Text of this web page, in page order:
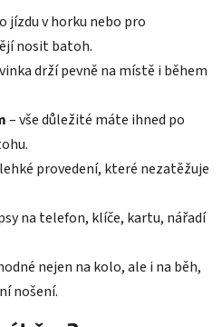
jízdu v horku nebo pro
nosit batoh.
drží pevně na místě i během
– vše důležité máte ihned po
provedení, které nezatěžuje
na telefon, klíče, kartu, nářadí
nejen na kolo, ale i na běh,
nošení.